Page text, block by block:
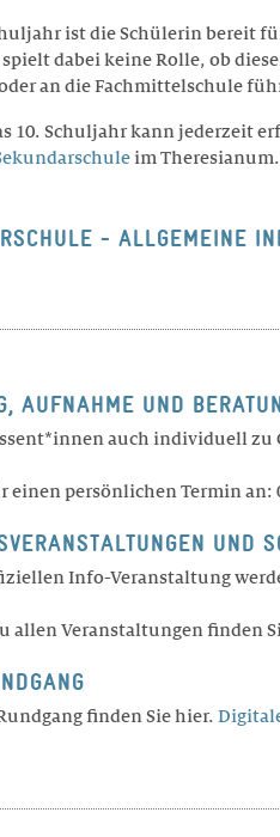
ist die Schülerin bereit
dabei keine Rolle, ob
an die Fachmittelschule
10. Schuljahr kann jederzeit
im Theresianum.
- ALLGEMEINE
AUFNAHME UND
auch individuell zu
einen persönlichen Termin an:
UND
Info-Veranstaltung
allen Veranstaltungen finden
finden Sie hier.